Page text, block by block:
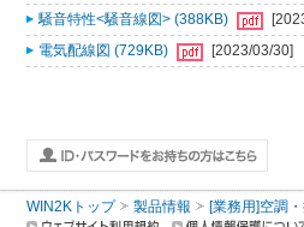
騒音特性<騒音線図> (388KB)
電気配線図 (729KB)
[2023/03/30]
WIN2Kトップ 製品情報 [業務用]空調